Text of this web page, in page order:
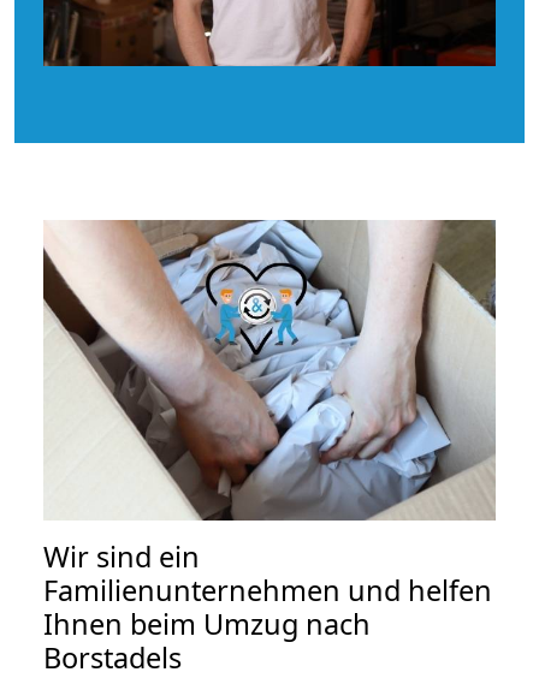
Wir sind ein
Familienunternehmen und helfen
Ihnen beim Umzug nach
Borstadels